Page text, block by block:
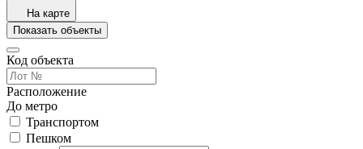
На карте
Показать объекты
Код объекта
Расположение
До метро
Транспортом
Пешком